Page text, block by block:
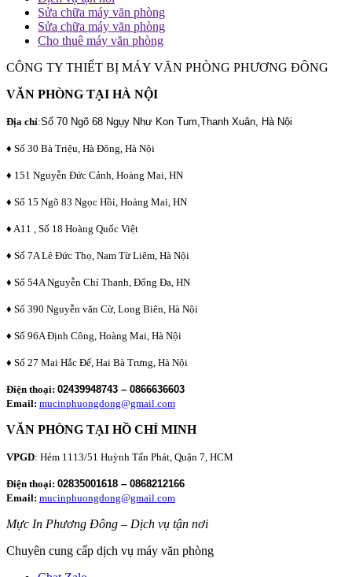
Sửa chữa máy văn phòng
Sửa chữa máy văn phòng
Cho thuê máy văn phòng
CÔNG TY THIẾT BỊ MÁY VĂN PHÒNG PHƯƠNG ĐÔNG
VĂN PHÒNG TẠI HÀ NỘI
Địa chỉ:Số 70 Ngõ 68 Ngụy Như Kon Tum,Thanh Xuân, Hà Nội
♦ Số 30 Bà Triệu, Hà Đông, Hà Nội
♦ 151 Nguyễn Đức Cảnh, Hoàng Mai, HN
♦ Số 15 Ngõ 83 Ngọc Hồi, Hoàng Mai, HN
♦ A11 , Số 18 Hoàng Quốc Việt
♦ Số 7A Lê Đức Thọ, Nam Từ Liêm, Hà Nội
♦ Số 54A Nguyễn Chí Thanh, Đống Đa, HN
♦ Số 390 Nguyễn văn Cừ, Long Biên, Hà Nội
♦ Số 96A Định Công, Hoàng Mai, Hà Nội
♦ Số 27 Mai Hắc Đế, Hai Bà Trưng, Hà Nội
Điện thoại: 02439948743 – 0866636603
Email: mucinphuongdong@gmail.com
VĂN PHÒNG TẠI HỒ CHÍ MINH
VPGD: Hẻm 1113/51 Huỳnh Tấn Phát, Quận 7, HCM
Điện thoại: 02835001618 – 0868212166
Email: mucinphuongdong@gmail.com
Mực In Phương Đông – Dịch vụ tận nơi
Chuyên cung cấp dịch vụ máy văn phòng